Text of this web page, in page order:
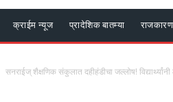
क्राईम न्यूज प्रादेशिक बातम्या राजकारण
सनराईज् शैक्षणिक संकुलात दहीहंडीचा जल्लोष!